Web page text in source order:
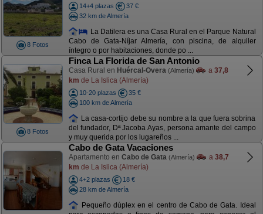
8 Fotos
14+4 plazas
37 €
32 km de Almería
La Datilera es una Casa Rural en el Parque Natural
Cabo de Gata-Níjar Almería, con piscina, de alquiler
íntegro o por habitaciones, donde po ...
8 Fotos
Finca La Florida de San Antonio
Casa Rural en Huércal-Overa (Almería) a 37,8
km de La Islica (Almería)
10-20 plazas
35 €
100 km de Almería
La casa-cortijo debe su nombre a la que fuera sobrina
del fundador, Dª Jacoba Ayas, persona amante del campo
y muy querida por los lugareños ...
Cabo de Gata Vacaciones
Apartamento en Cabo de Gata (Almería) a 38,7
km de La Islica (Almería)
4+2 plazas
18 €
28 km de Almería
Pequeño dúplex en el centro de Cabo de Gata. Ideal